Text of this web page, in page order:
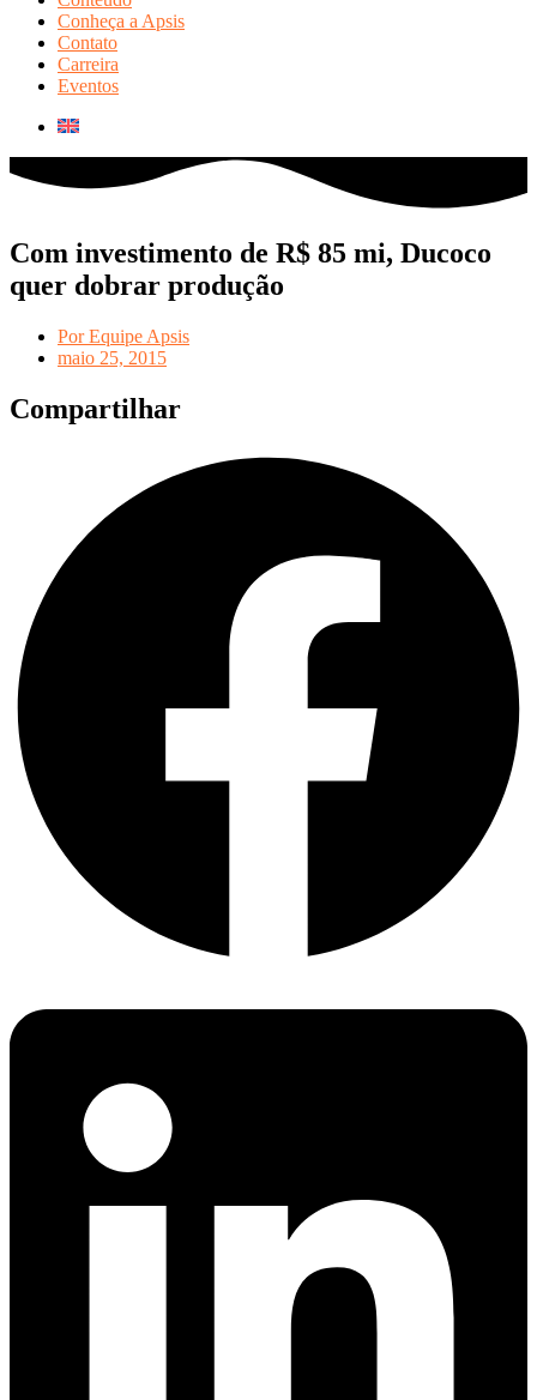
Conheça a Apsis
Contato
Carreira
Eventos
Com investimento de R$ 85 mi, Ducoco
quer dobrar produção
PorEquipe Apsis
maio 25, 2015
Compartilhar